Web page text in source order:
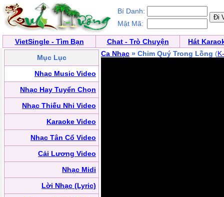
Bí Danh:
Mật Mã:
VietSingle - Tìm Bạn Chat - Trò Chuyện
Hát
Mục Lục
Nhạc Music Video
Nhạc Hay Tuyển Chọn
Nhạc Thiếu Nhi Video
Karaoke Video
Nhạc Tân Cổ Video
Cải Lương Video
Nhạc Midi
Lời Nhạc (Lyric)
Ca Nhạc » Chim Quý Trong Lồng (